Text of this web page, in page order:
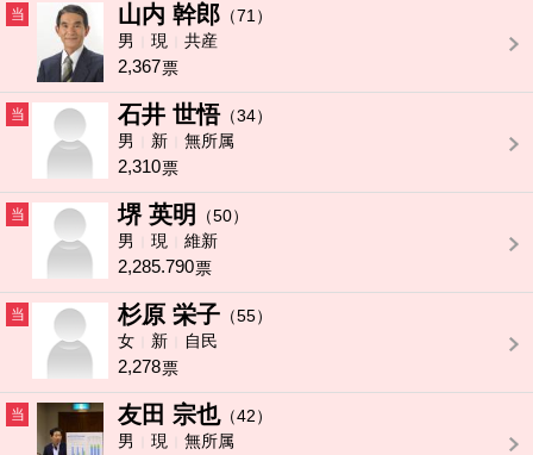
当 山内 幹郎 （71）
男
現 共産
2,367票
当 石井 世悟（34）
男
新 無所属
2,310票
当 堺 英明
（50）
男
現 維新
2,285.790票
当 杉原 栄子 （55）
女
新 自民
2,278票
当 友田 宗也（42）
男
現 無所属